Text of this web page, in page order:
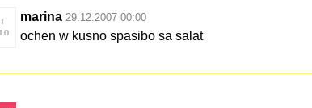
marina 29.12.2007 00:00
ochen w kusno spasibo sa salat